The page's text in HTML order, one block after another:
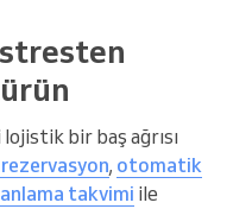
bir baş ağrısı
, otomatik
takvimi ile